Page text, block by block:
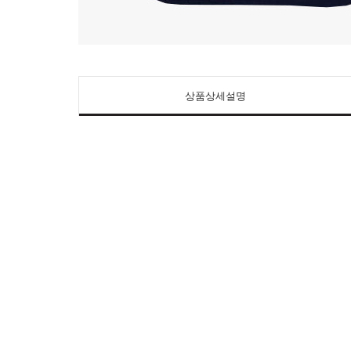
상품상세설명